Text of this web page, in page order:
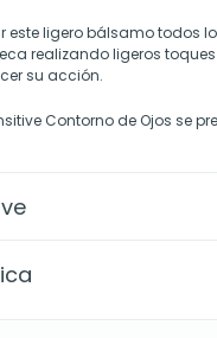
este ligero bálsamo todos
realizando ligeros
su acción.
Contorno de Ojos se